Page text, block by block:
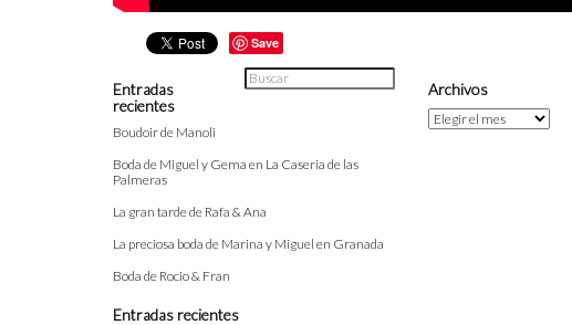
Save
Entradas
recientes
Boudoir de Manoli
Boda de Miguel y Gema en La Caseria de las
Palmeras
La gran tarde de Rafa & Ana
La preciosa boda de Marina y Miguel en Granada
Boda de Rocio & Fran
Entradas recientes
Archivos
Archivos